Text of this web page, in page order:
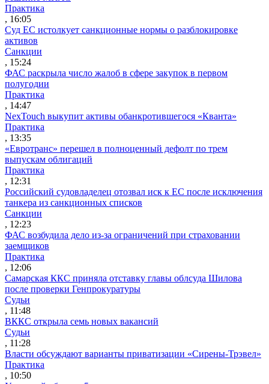
Практика
, 16:05
Суд ЕС истолкует санкционные нормы о разблокировке
активов
Санкции
, 15:24
ФАС раскрыла число жалоб в сфере закупок в первом
полугодии
Практика
, 14:47
NexTouch выкупит активы обанкротившегося «Кванта»
Практика
, 13:35
«Евротранс» перешел в полноценный дефолт по трем
выпускам облигаций
Практика
, 12:31
Российский судовладелец отозвал иск к ЕС после исключения
танкера из санкционных списков
Санкции
, 12:23
ФАС возбудила дело из-за ограничений при страховании
заемщиков
Практика
, 12:06
Самарская ККС приняла отставку главы облсуда Шилова
после проверки Генпрокуратуры
Судьи
, 11:48
ВККС открыла семь новых вакансий
Судьи
, 11:28
Власти обсуждают варианты приватизации «Сирены-Трэвел»
Практика
, 10:50